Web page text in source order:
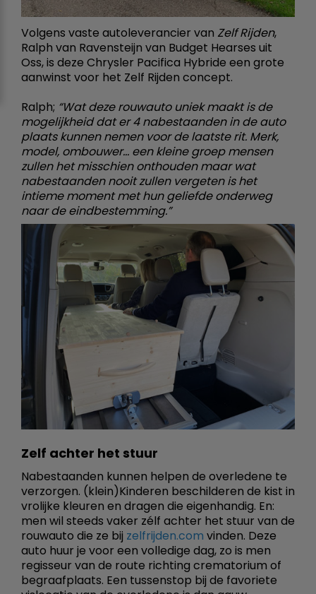
Volgens vaste autoleverancier van Zelf Rijden,
Ralph van Ravensteijn van Budget Hearses uit
Oss, is deze Chrysler Pacifica Hybride een grote
aanwinst voor het Zelf Rijden concept.
Ralph; “Wat deze rouwauto uniek maakt is de
mogelijkheid dat er 4 nabestaanden in de auto
plaats kunnen nemen voor de laatste rit. Merk,
model, ombouwer… een kleine groep mensen
zullen het misschien onthouden maar wat
nabestaanden nooit zullen vergeten is het
intieme moment met hun geliefde onderweg
naar de eindbestemming.”
Zelf achter het stuur
Nabestaanden kunnen helpen de overledene te
verzorgen. (klein)Kinderen beschilderen de kist in
vrolijke kleuren en dragen die eigenhandig. En:
men wil steeds vaker zélf achter het stuur van de
rouwauto die ze bij zelfrijden.com vinden. Deze
auto huur je voor een volledige dag, zo is men
regisseur van de route richting crematorium of
begraafplaats. Een tussenstop bij de favoriete